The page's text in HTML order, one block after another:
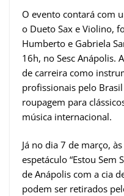
O evento contará com
o Dueto Sax e Violino,
Humberto e Gabriela
16h, no Sesc Anápolis.
de carreira como
profissionais pelo
roupagem para
música internacional.
Já no dia 7 de março,
espetáculo “Estou Sem
de Anápolis com a cia
podem ser retirados